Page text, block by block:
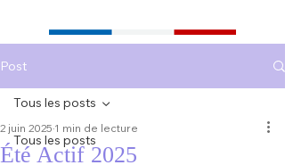
Post
Tous les posts
Tous les posts
Été Actif 2025
2 juin 2025 1 min de lecture